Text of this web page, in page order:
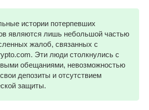
истории потерпевших
являются лишь небольшой частью
жалоб, связанных с
Эти люди столкнулись с
обещаниями, невозможностью
депозиты и отсутствием
защиты.